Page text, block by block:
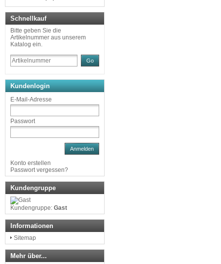
Schnellkauf
Bitte geben Sie die
Artikelnummer aus unserem
Katalog ein.
Go
Kundenlogin
E-Mail-Adresse
Passwort
Anmelden
Konto erstellen
Passwort vergessen?
Kundengruppe
Kundengruppe: Gast
Informationen
Sitemap
Mehr über...